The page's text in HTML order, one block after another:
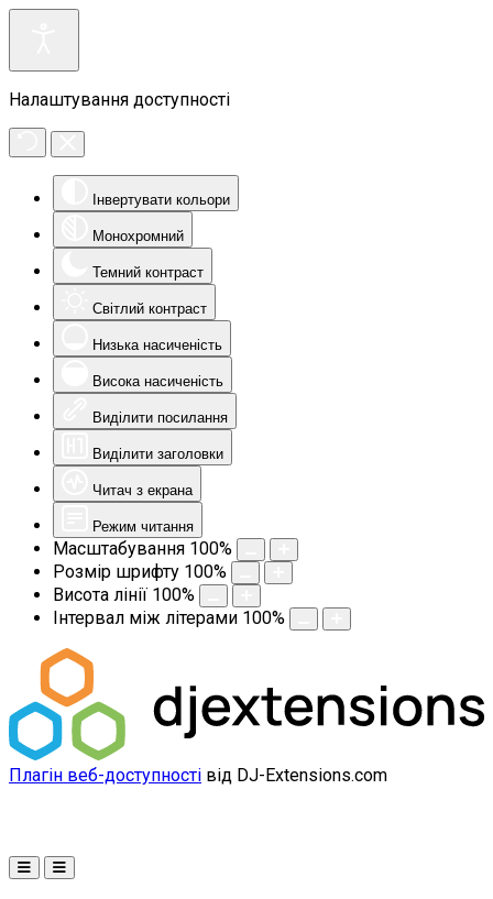
Налаштування доступності
Інвертувати кольори
Монохромний
Темний контраст
Світлий контраст
Низька насиченість
Висока насиченість
Виділити посилання
Виділити заголовки
Читач з екрана
Режим читання
Масштабування 100%
Розмір шрифту 100%
Висота лінії 100%
Інтервал між літерами 100%
Плагін веб-доступності від DJ-Extensions.com